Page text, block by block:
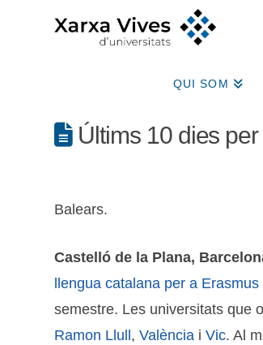
QUI SOM
Últims 10 dies per
Balears.
Castelló de la Plana,
llengua catalana per a Erasmus
semestre. Les universitats que
Ramon Llull ,València iVic. Al